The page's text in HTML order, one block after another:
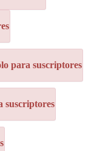
para suscriptores
suscriptores